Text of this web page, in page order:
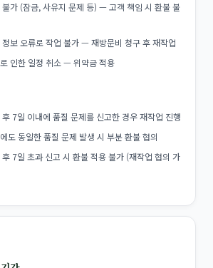
불가 (잠금, 사유지 문제 등) — 고객 책임 시 환불 불
정보 오류로 작업 불가 — 재방문비 청구 후 재작업
인한 일정 취소 — 위약금 적용
7일 이내에 품질 문제를 신고한 경우 재작업 진행
도 동일한 품질 문제 발생 시 부분 환불 협의
7일 초과 신고 시 환불 적용 불가 (재작업 협의 가